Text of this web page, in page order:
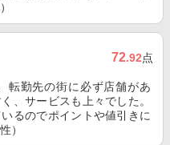
72.92点
転勤先の街に必ず店舗があ
、サービスも上々でした。
るのでポイントや値引きに
）